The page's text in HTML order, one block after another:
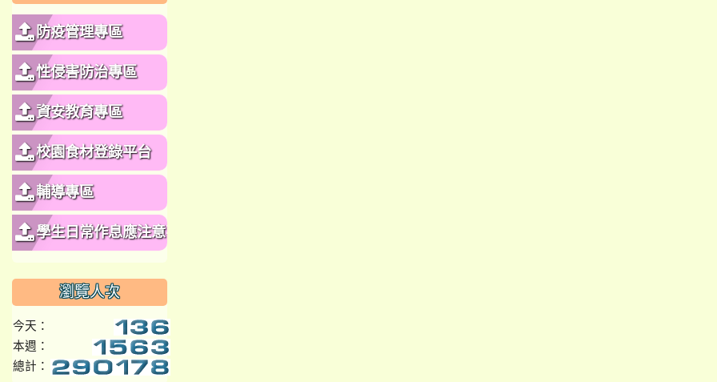
防疫管理專區
性侵害防治專區
資安教育專區
校園食材登錄平台
輔導專區
學生日常作息應注意事
瀏覽人次
今天：
本週：
總計：